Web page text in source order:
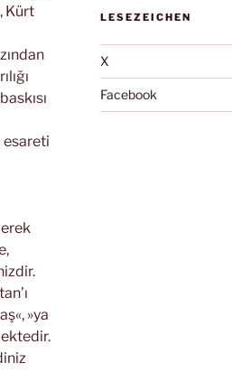
Kürt
esareti
»ya
LESEZEICHEN
X
Facebook